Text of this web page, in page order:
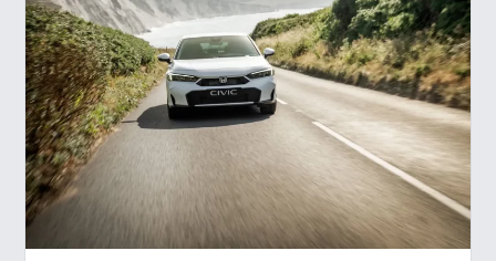
▶ Veiktspēja
▶ Reklāma
Noraidīt visu
Saglabāt preferences
Pieņemt visu